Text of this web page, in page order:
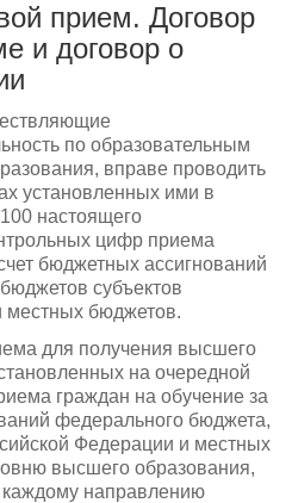
прием. Договор
и договор о
по образовательным
вправе проводить
установленных ими в
настоящего
цифр приема
бюджетных ассигнований
субъектов
местных бюджетов.
для получения высшего
на очередной
граждан на обучение за
федерального бюджета,
Федерации и местных
высшего образования,
каждому направлению